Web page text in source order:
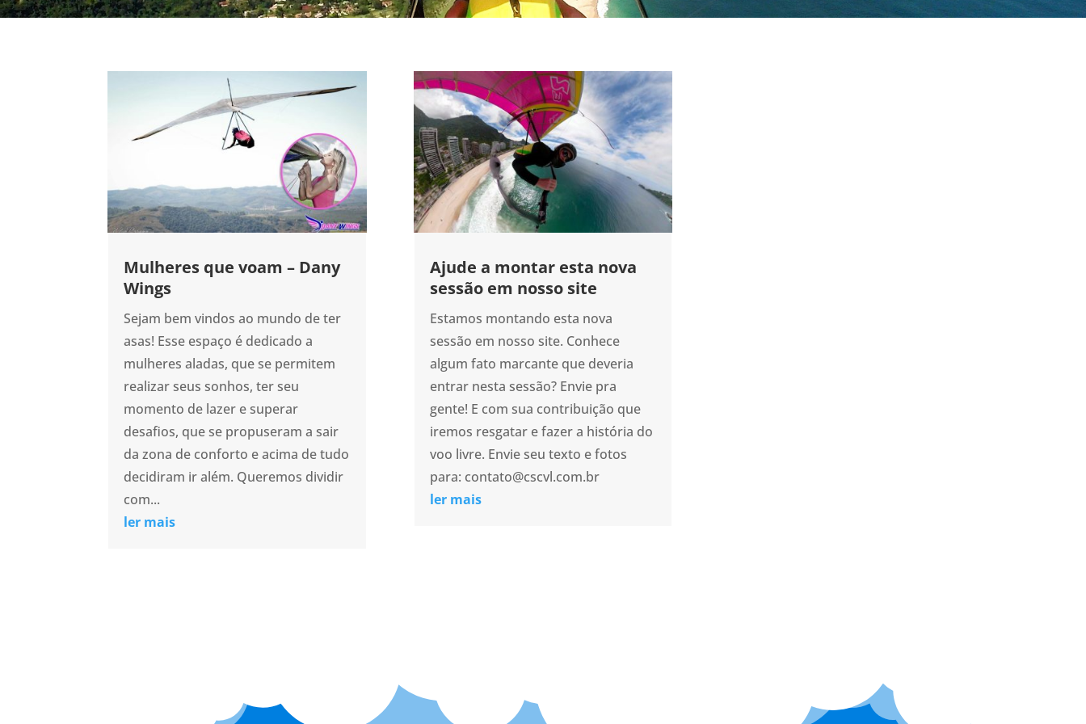
Mulheres que voam – Dany
Wings
Sejam bem vindos ao mundo de ter
asas! Esse espaço é dedicado a
mulheres aladas, que se permitem
realizar seus sonhos, ter seu
momento de lazer e superar
desafios, que se propuseram a sair
da zona de conforto e acima de tudo
decidiram ir além. Queremos dividir
com...
ler mais
Ajude a montar esta nova
sessão em nosso site
Estamos montando esta nova
sessão em nosso site. Conhece
algum fato marcante que deveria
entrar nesta sessão? Envie pra
gente! E com sua contribuição que
iremos resgatar e fazer a história do
voo livre. Envie seu texto e fotos
para: contato@cscvl.com.br
ler mais